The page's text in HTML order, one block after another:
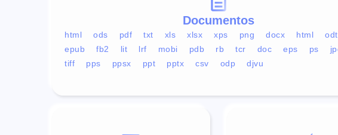
Documentos
html ods pdf txt xls xlsx xps png docx html odt
epub
fb2 lit lrf mobi pdb rb tcr doc eps ps
tiff
pps ppsx ppt pptx csv odp djvu